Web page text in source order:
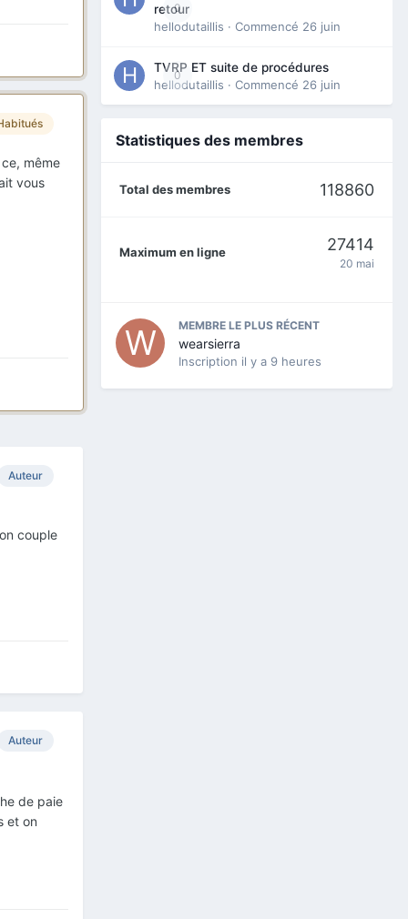
même
vous
Auteur
couple
Auteur
de paie
et on
0
retour
hellodutaillis · Commencé 26 juin
0
TVRP ET suite de procédures
hellodutaillis · Commencé 26 juin
Statistiques des membres
Total des membres 118860
Maximum en ligne 27414
20 mai
MEMBRE LE PLUS RÉCENT
wearsierra
Inscription il y a 9 heures